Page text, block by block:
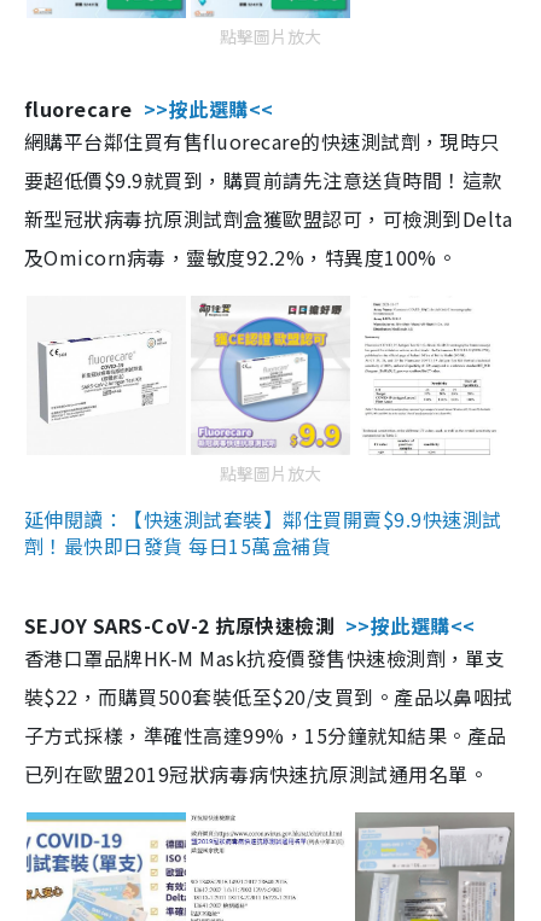
點擊圖片放大
fluorecare >>按此選購<<
網購平台鄰住買有售fluorecare的快速測試劑，現時只
要超低價$9.9就買到，購買前請先注意送貨時間！這款
新型冠狀病毒抗原測試劑盒獲歐盟認可，可檢測到Delta
及Omicorn病毒，靈敏度92.2%，特異度100%。
點擊圖片放大
延伸閱讀：【快速測試套裝】鄰住買開賣$9.9快速測試
劑！最快即日發貨 每日15萬盒補貨
SEJOY SARS-CoV-2 抗原快速檢測 >>按此選購<<
香港口罩品牌HK-M Mask抗疫價發售快速檢測劑，單支
裝$22，而購買500套裝低至$20/支買到。產品以鼻咽拭
子方式採樣，準確性高達99%，15分鐘就知結果。產品
已列在歐盟2019冠狀病毒病快速抗原測試通用名單。